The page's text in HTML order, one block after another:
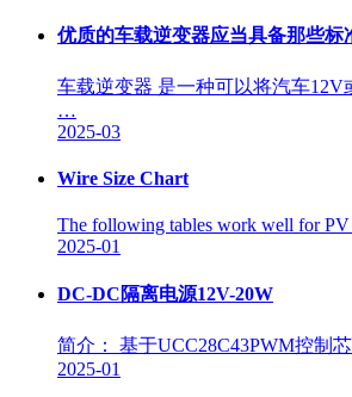
优质的车载逆变器应当具备那些标
车载逆变器 是一种可以将汽车
…
2025-03
Wire Size Chart
The following tables work well for PV
2025-01
DC-DC隔离电源12V-20W
简介： 基于UCC28C43PWM控制
2025-01